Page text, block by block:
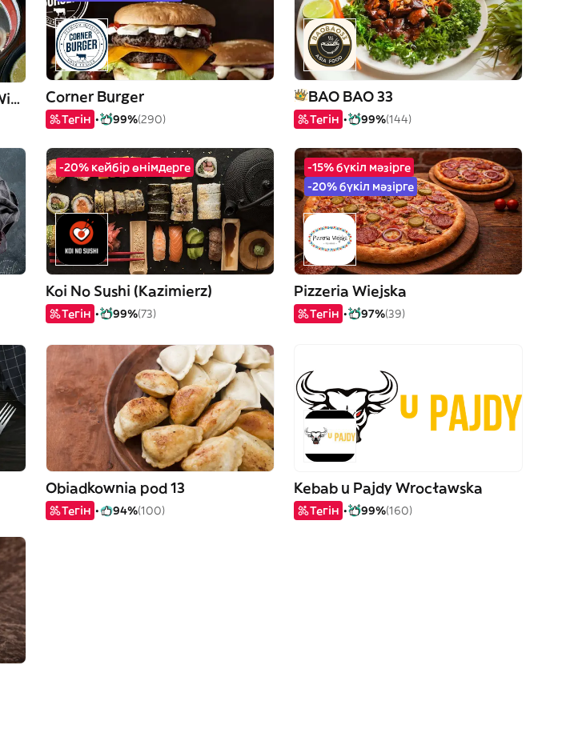
Viet Tien Restauracja & Bar Wietnamski Corner Burger
Тегін 99%(290)
BAO BAO 33
Тегін 99%(144)
-20% кейбір өнімдерге
Koi No Sushi (Kazimierz)
Тегін 99%(73)
-15% бүкіл мәзірге
-20% бүкіл мәзірге
Pizzeria Wiejska
Тегін 97%(39)
Obiadkownia pod 13
Тегін 94%(100)
Kebab u Pajdy Wrocławska
Тегін 99%(160)